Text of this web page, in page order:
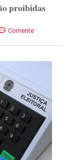
proibidas
Comente